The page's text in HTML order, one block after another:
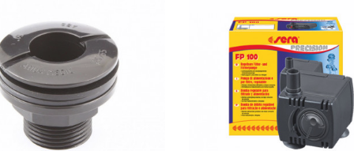
Nettó ár: 4,165 Ft
Medic PVC 25mm
átmenő idom
Nettó ár: 3,797 Ft
Sera FP 100